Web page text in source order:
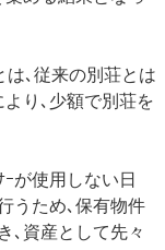
は､従来の別荘とは
より､少額で別荘を
が使用しない日
うため､保有物件
､資産として先々